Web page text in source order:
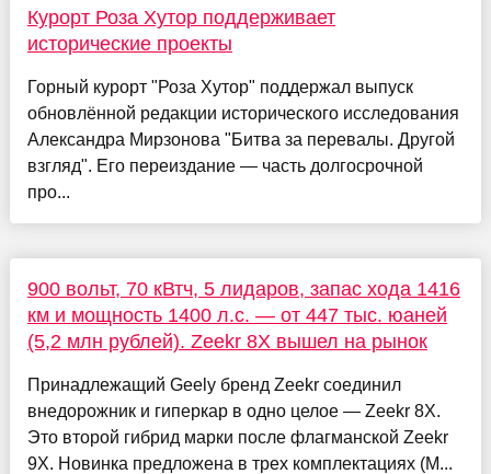
Курорт Роза Хутор поддерживает
исторические проекты
Горный курорт "Роза Хутор" поддержал выпуск
обновлённой редакции исторического исследования
Александра Мирзонова "Битва за перевалы. Другой
взгляд". Его переиздание — часть долгосрочной
про...
900 вольт, 70 кВтч, 5 лидаров, запас хода 1416
км и мощность 1400 л.с. — от 447 тыс. юаней
(5,2 млн рублей). Zeekr 8X вышел на рынок
Принадлежащий Geely бренд Zeekr соединил
внедорожник и гиперкар в одно целое — Zeekr 8X.
Это второй гибрид марки после флагманской Zeekr
9X. Новинка предложена в трех комплектациях (M...